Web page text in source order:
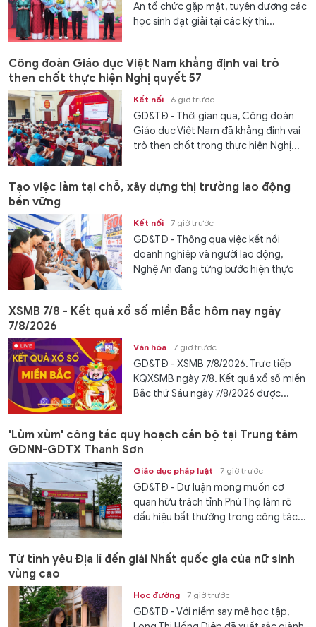
An tổ chức gặp mặt, tuyên dương các
học sinh đạt giải tại các kỳ thi...
Công đoàn Giáo dục Việt Nam khẳng định vai trò
then chốt thực hiện Nghị quyết 57
Kết nối 6 giờ trước
GD&TĐ - Thời gian qua, Công đoàn
Giáo dục Việt Nam đã khẳng định vai
trò then chốt trong thực hiện Nghị...
Tạo việc làm tại chỗ, xây dựng thị trường lao động
bền vững
Kết nối 7 giờ trước
GD&TĐ - Thông qua việc kết nối
doanh nghiệp và người lao động,
Nghệ An đang từng bước hiện thực
XSMB 7/8 - Kết quả xổ số miền Bắc hôm nay ngày
7/8/2026
Văn hóa 7 giờ trước
GD&TĐ - XSMB 7/8/2026. Trực tiếp
KQXSMB ngày 7/8. Kết quả xổ số miền
Bắc thứ Sáu ngày 7/8/2026 được...
'Lùm xùm' công tác quy hoạch cán bộ tại Trung tâm
GDNN-GDTX Thanh Sơn
Giáo dục pháp luật 7 giờ trước
GD&TĐ - Dư luận mong muốn cơ
quan hữu trách tỉnh Phú Thọ làm rõ
dấu hiệu bất thường trong công tác...
Từ tình yêu Địa lí đến giải Nhất quốc gia của nữ sinh
vùng cao
Học đường 7 giờ trước
GD&TĐ - Với niềm say mê học tập,